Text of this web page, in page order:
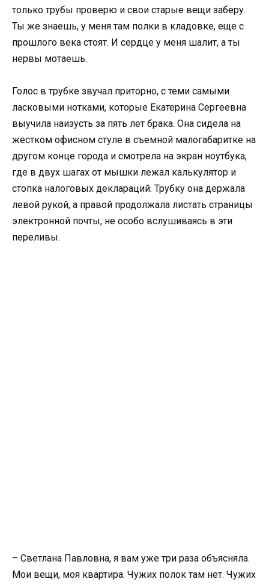
только трубы проверю и свои старые вещи заберу.
Ты же знаешь, у меня там полки в кладовке, еще с
прошлого века стоят. И сердце у меня шалит, а ты
нервы мотаешь.
Голос в трубке звучал приторно, с теми самыми
ласковыми нотками, которые Екатерина Сергеевна
выучила наизусть за пять лет брака. Она сидела на
жестком офисном стуле в съемной малогабаритке на
другом конце города и смотрела на экран ноутбука,
где в двух шагах от мышки лежал калькулятор и
стопка налоговых деклараций. Трубку она держала
левой рукой, а правой продолжала листать страницы
электронной почты, не особо вслушиваясь в эти
переливы.
– Светлана Павловна, я вам уже три раза объясняла.
Мои вещи, моя квартира. Чужих полок там нет. Чужих